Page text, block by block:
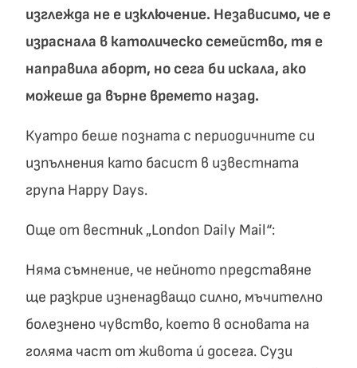
изглежда не е изключение. Независимо, че е
израснала в католическо семейство, тя е
направила аборт, но сега би искала, ако
можеше да върне времето назад.
Куатро беше позната с периодичните си
изпълнения като басист в известната
група Happy Days.
Още от вестник „London Daily Mail“:
Няма съмнение, че нейното представяне
ще разкрие изненадващо силно, мъчително
болезнено чувство, което в основата на
голяма част от живота ú досега. Сузи